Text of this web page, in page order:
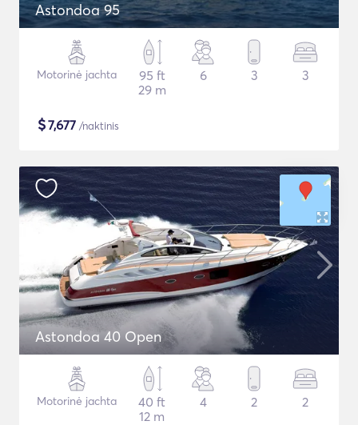
Astondoa 95
Motorinė jachta
95 ft
29 m
6 3 3
$7,677 /naktinis
Astondoa 40 Open
Motorinė jachta
40 ft
12 m
4 2 2